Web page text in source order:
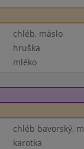
chléb, máslo
hruška
mléko
chléb bavorský,
karotka